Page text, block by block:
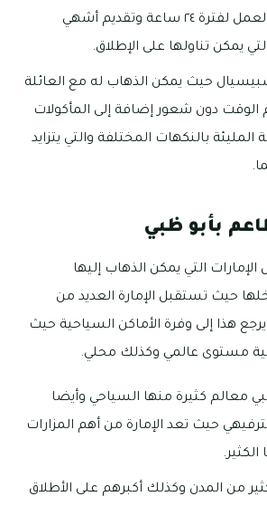
وهو أيضا يقوم بالعمل لفترة ٢٤ ساعة وتقديم أشهي
يمكن تناولها على الإطلاق.
حيث يمكن الذهاب له مع العائلة
الوقت دون شعور إضافة إلى المأكولات
المليئة بالنكهات المختلفة والتي يتزايد
بأبو ظبي
التي يمكن الذهاب إليها
حيث تستقبل الإمارة العديد من
هذا إلى وفرة الأماكن السياحية حيث
مستوى عالمي وكذلك محلي.
معالم كثيرة منها السياحي وأيضا
حيث تعد الإمارة من أهم المزارات
الكثير.
من المدن وكذلك أكبرهم على الأطلاق